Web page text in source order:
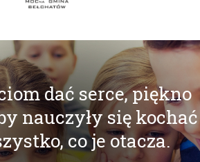
dać serce, piękno
nauczyły się kochać
co je otacza.